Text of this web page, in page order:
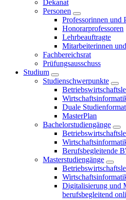
Dekanat
Personen
Professorinnen und
Honorarprofessoren
Lehrbeauftragte
Mitarbeiterinnen
Fachbereichsrat
Prüfungsausschuss
Studium
Studienschwerpunkte
Duale
MasterPlan
Bachelorstudiengänge
Berufsbegleitende
Masterstudiengänge
Digitalisierung und
berufsbegleitend